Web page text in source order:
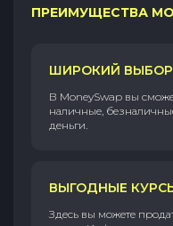
ПРЕИМУЩЕСТВА
ШИРОКИЙ
В MoneySwap вы
наличные,
деньги.
ВЫГОДНЫЕ
Здесь вы можете